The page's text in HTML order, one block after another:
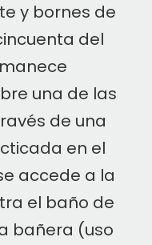
y bornes de
del
una de las
de una
en el
accede a la
el baño de
bañera (uso